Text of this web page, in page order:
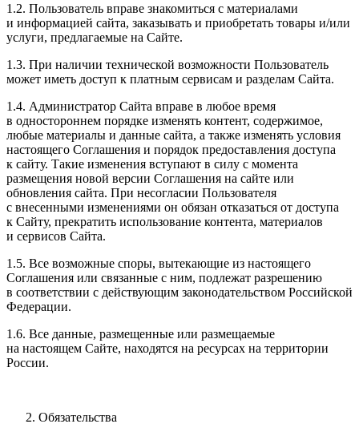
1.2. Пользователь вправе знакомиться с материалами
и информацией сайта, заказывать и приобретать товары и/или
услуги, предлагаемые на Сайте.
1.3. При наличии технической возможности Пользователь
может иметь доступ к платным сервисам и разделам Сайта.
1.4. Администратор Сайта вправе в любое время
в одностороннем порядке изменять контент, содержимое,
любые материалы и данные сайта, а также изменять условия
настоящего Соглашения и порядок предоставления доступа
к сайту. Такие изменения вступают в силу с момента
размещения новой версии Соглашения на сайте или
обновления сайта. При несогласии Пользователя
с внесенными изменениями он обязан отказаться от доступа
к Сайту, прекратить использование контента, материалов
и сервисов Сайта.
1.5. Все возможные споры, вытекающие из настоящего
Соглашения или связанные с ним, подлежат разрешению
в соответствии с действующим законодательством Российской
Федерации.
1.6. Все данные, размещенные или размещаемые
на настоящем Сайте, находятся на ресурсах на территории
России.
Обязательства